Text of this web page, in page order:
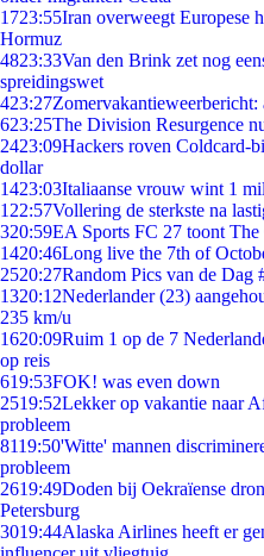
1723:55Iran overweegt Europese
Hormuz
4823:33Van den Brink zet nog
spreidingswet
423:27Zomervakantieweerbericht:
623:25The Division Resurgence
2423:09Hackers roven Coldcard-
dollar
1423:03Italiaanse vrouw wint 1
1 22:57Vollering de sterkste na
320:59EA Sports FC 27 toont The
1420:46Long live the 7th of
2520:27Random Pics van de Dag
1320:12Nederlander (23)
235 km/u
1620:09Ruim 1 op de 7
op reis
619:53FOK! was even down
2519:52Lekker op vakantie naar
probleem
8119:50'Witte' mannen
probleem
2619:49Doden bij Oekraïense
Petersburg
3019:44Alaska Airlines heeft er